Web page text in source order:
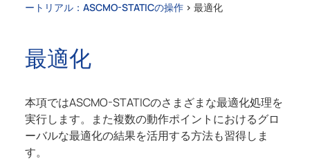
ートリアル：ASCMO-STATICの操作 > 最適化
最適化
本項ではASCMO-STATICのさまざまな最適化処理を
実行します。また複数の動作ポイントにおけるグロ
ーバルな最適化の結果を活用する方法も習得しま
す。